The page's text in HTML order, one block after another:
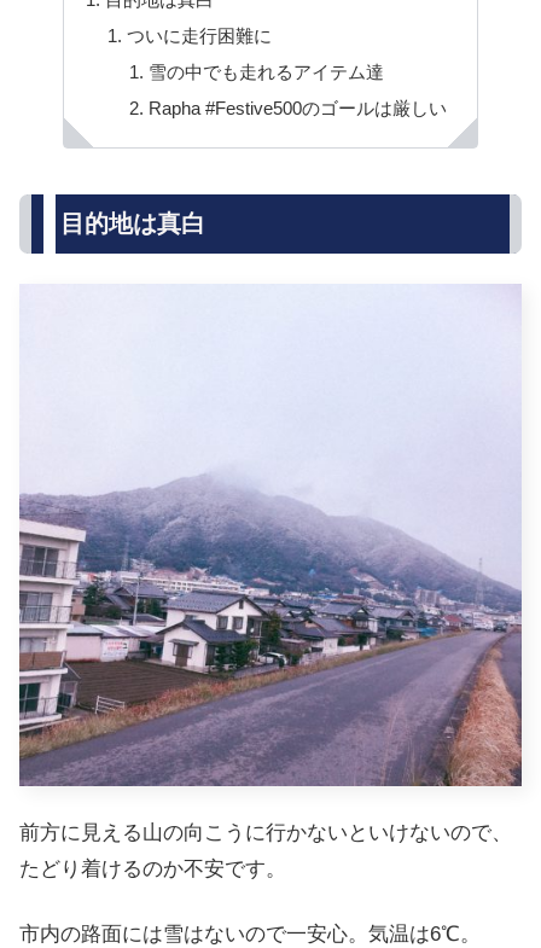
ついに走行困難に
雪の中でも走れるアイテム達
Rapha #Festive500のゴールは厳しい
目的地は真白
前方に見える山の向こうに行かないといけないので、
たどり着けるのか不安です。
市内の路面には雪はないので一安心。気温は6℃。